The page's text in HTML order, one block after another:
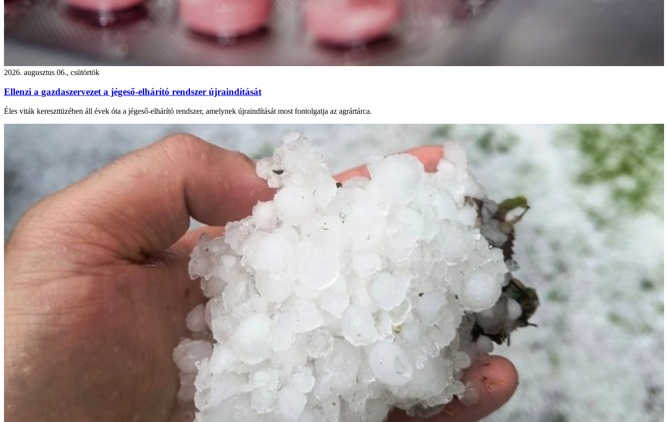
2026. augusztus 06., csütörtök
Ellenzi a gazdaszervezet a jégeső-elhárító rendszer újraindítását
Éles viták kereszttüzében áll évek óta a jégeső-elhárító rendszer, amelynek újraindítását most fontolgatja az agrártárca.